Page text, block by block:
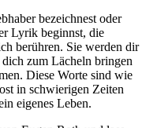
bezeichnest oder
Lyrik beginnst, die
berühren. Sie werden dir
zum Lächeln bringen
Diese Worte sind wie
in schwierigen Zeiten
eigenes Leben.